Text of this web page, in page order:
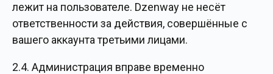
лежит на пользователе. Dzenway не несёт
ответственности за действия, совершённые с
вашего аккаунта третьими лицами.
2.4. Администрация вправе временно